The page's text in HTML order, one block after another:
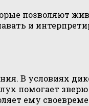
позволяют
и
В условиях
помогает
ему